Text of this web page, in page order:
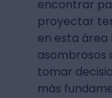
encontrar
proyectar
en esta
asombrosos
tomar
más